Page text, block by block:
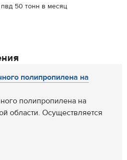
50 тонн в месяц
полипропилена на
полипропилена на
области. Осуществляется